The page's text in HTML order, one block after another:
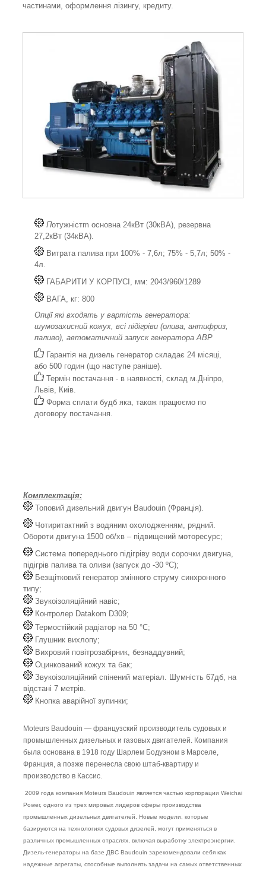
частинами, оформлення лізингу, кредиту.
Потужністm основна 24кВт (30кВА), резервна
27,2кВт (34кВА).
Витрата палива при 100% - 7,6л; 75% - 5,7л; 50% -
4л.
ГАБАРИТИ У КОРПУСІ, мм: 2043/960/1289
ВАГА, кг: 800
Опції які входять у вартість генератора:
шумозахисний кожух, всі підігріви (олива, антифриз,
паливо), автоматичний запуск генератора АВР
Гарантія на дизель генератор складає 24 місяці,
або 500 годин (що наступе раніше).
Термін постачання - в наявності, склад м.Дніпро,
Львів, Киів.
Форма сплати будб яка, також працюємо по
договору постачання.
Комплектація:
Топовий дизельний двигун Baudouin (Франція).
Чотиритактний з водяним охолодженням, рядний.
Обороти двигуна 1500 об/хв – підвищений моторесурс;
Система попереднього підігріву води сорочки двигуна,
підігрів палива та оливи (запуск до -30 ºС);
Безщітковий генератор змінного струму синхронного
типу;
Звукоізоляційний навіс;
Контролер Datakom D309;
Термостійкий радіатор на 50 °C;
Глушник вихлопу;
Вихровий повітрозабірник, безнаддувний;
Оцинкований кожух та бак;
Звукоізоляційний спінений матеріал. Шумність 67дб, на
відстані 7 метрів.
Кнопка аварійної зупинки;
Moteurs Baudouin — французский производитель судовых и
промышленных дизельных и газовых двигателей. Компания
была основана в 1918 году Шарлем Бодуэном в Марселе,
Франция, а позже перенесла свою штаб-квартиру и
производство в Кассис.
2009 года компания Moteurs Baudouin является частью корпорации Weichai
Power, одного из трех мировых лидеров сферы производства
промышленных дизельных двигателей. Новые модели, которые
базируются на технологиях судовых дизелей, могут применяться в
различных промышленных отраслях, включая выработку электроэнергии.
Дизель-генераторы на базе ДВС Baudouin зарекомендовали себя как
надежные агрегаты, способные выполнять задачи на самых ответственных